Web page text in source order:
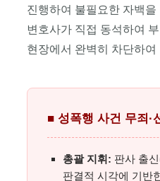
진행하여 불필요한 자백
변호사가 직접 동석하여
현장에서 완벽히 차단하
■ 성폭행 사건 무죄·
총괄 지휘: 판사 출
판결적 시각에 기반